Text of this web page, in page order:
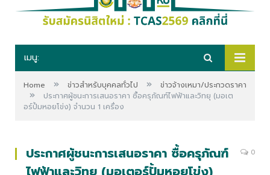
เมนู:
Home » ข่าวสำหรับบุคคลทั่วไป » ข่าวจ้างเหมา/ประกวดราคา
»
ประกาศผู้ชนะการเสนอราคา ซื้อครุภัณฑ์ไฟฟ้าและวิทยุ (มอเต
อร์ปั้มหอยโข่ง) จำนวน 1 เครื่อง
ประกาศผู้ชนะการเสนอราคา ซื้อครุภัณฑ์
0